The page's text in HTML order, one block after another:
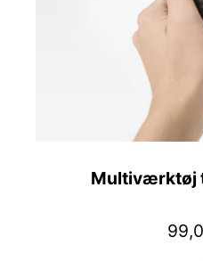
Multiværktøj